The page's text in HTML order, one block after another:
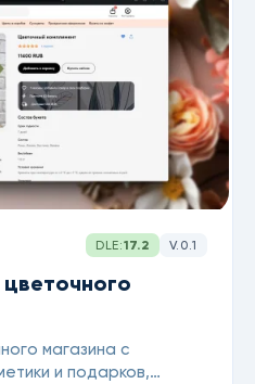
DLE:17.2 V.0.1
магазина с
и подарков,